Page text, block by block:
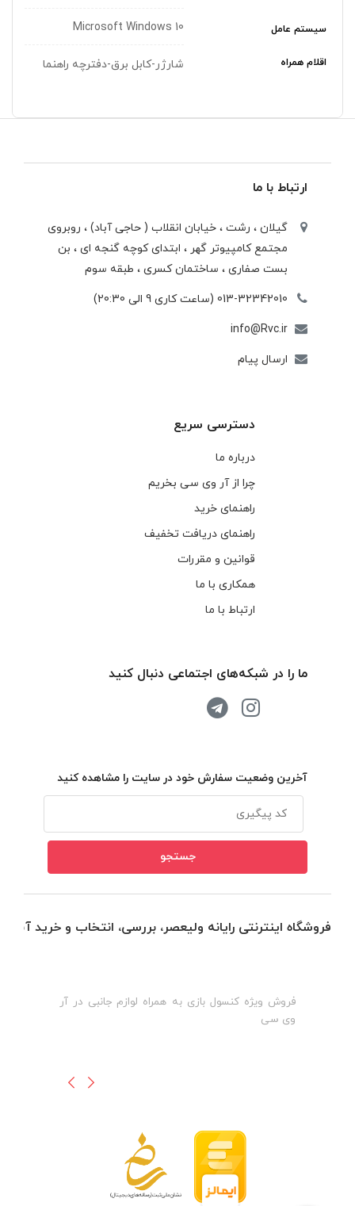
سیستم عامل Microsoft Windows 10
اقلام همراه شارژر-کابل برق-دفترچه راهنما
ارتباط با ما
گیلان ، رشت ، خيابان انقلاب ( حاجی آباد) ، روبروی
مجتمع كامپيوتر گهر ، ابتدای كوچه گنجه ای ، بن
بست صفاری ، ساختمان كسری ، طبقه سوم
013-32342010 (ساعت کاری 9 الی 20:30)
info@Rvc.ir
ارسال پیام
دسترسی سریع
درباره ما
چرا از آر وی سی بخریم
راهنمای خرید
راهنمای دریافت تخفیف
قوانین و مقررات
همکاری با ما
ارتباط با ما
ما را در شبکه‌های اجتماعی دنبال کنید
آخرین وضعیت سفارش خود در سایت را مشاهده کنید
فروشگاه اینترنتی رایانه ولیعصر، بررسی، انتخاب و خرید
فروش ویژه کنسول بازی به همراه لوازم جانبی در آر
وی سی